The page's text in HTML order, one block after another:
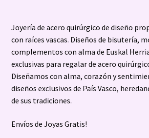
Joyería de acero quirúrgico de diseño
con raíces vascas. Diseños de bisutería,
complementos con alma de Euskal
exclusivas para regalar de acero
Diseñamos con alma, corazón y
diseños exclusivos de País Vasco,
de sus tradiciones.
Envíos de Joyas Gratis!